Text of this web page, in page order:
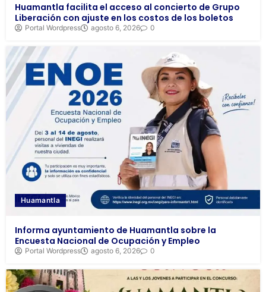
Huamantla facilita el acceso al concierto de Grupo
Liberación con ajuste en los costos de los boletos
Portal Wordpress agosto 6, 2026 0
Huamantla
Informa ayuntamiento de Huamantla sobre la
Encuesta Nacional de Ocupación y Empleo
Portal Wordpress agosto 6, 2026 0